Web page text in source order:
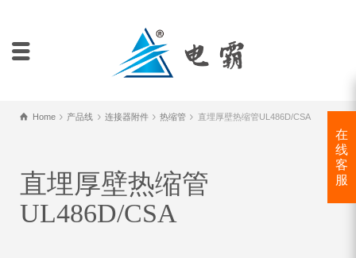
Home 产品线 连接器附件 热缩管 直埋厚壁热缩管UL486D/CSA
直埋厚壁热缩管
UL486D/CSA
在
线
客
服